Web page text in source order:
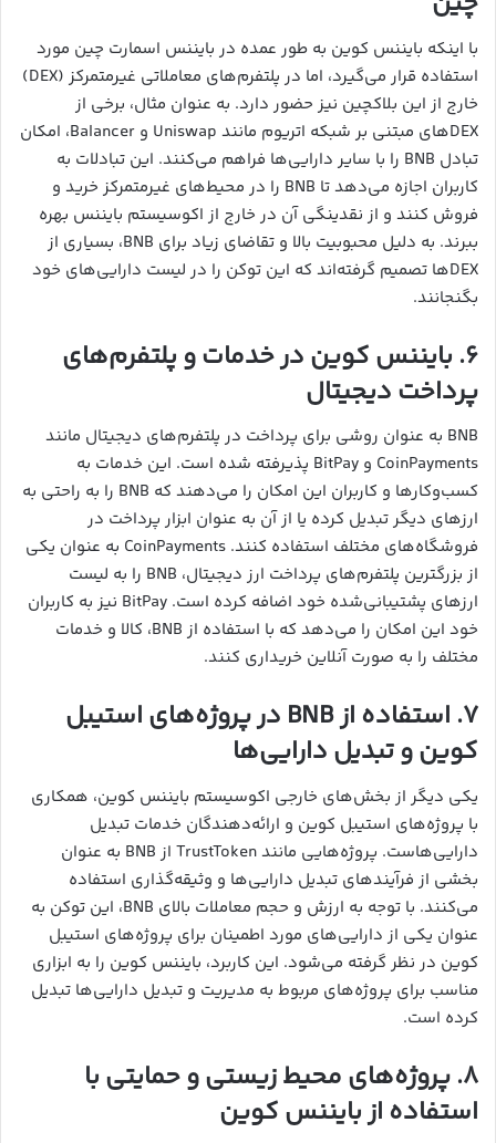
با اینکه بایننس کوین به طور عمده در بایننس اسمارت چین مورد
استفاده قرار می‌گیرد، اما در پلتفرم‌های معاملاتی غیرمتمرکز (DEX)
خارج از این بلاکچین نیز حضور دارد. به عنوان مثال، برخی از
DEXهای مبتنی بر شبکه اتریوم مانند Uniswap و Balancer، امکان
تبادل BNB را با سایر دارایی‌ها فراهم می‌کنند. این تبادلات به
کاربران اجازه می‌دهد تا BNB را در محیط‌های غیرمتمرکز خرید و
فروش کنند و از نقدینگی آن در خارج از اکوسیستم بایننس بهره
ببرند. به دلیل محبوبیت بالا و تقاضای زیاد برای BNB، بسیاری از
DEXها تصمیم گرفته‌اند که این توکن را در لیست دارایی‌های خود
بگنجانند.
۶. بایننس کوین در خدمات و پلتفرم‌های
پرداخت دیجیتال
BNB به عنوان روشی برای پرداخت در پلتفرم‌های دیجیتال مانند
CoinPayments و BitPay پذیرفته شده است. این خدمات به
کسب‌وکارها و کاربران این امکان را می‌دهند که BNB را به راحتی به
ارزهای دیگر تبدیل کرده یا از آن به عنوان ابزار پرداخت در
فروشگاه‌های مختلف استفاده کنند. CoinPayments به عنوان یکی
از بزرگترین پلتفرم‌های پرداخت ارز دیجیتال، BNB را به لیست
ارزهای پشتیبانی‌شده خود اضافه کرده است. BitPay نیز به کاربران
خود این امکان را می‌دهد که با استفاده از BNB، کالا و خدمات
مختلف را به صورت آنلاین خریداری کنند.
۷. استفاده از BNB در پروژه‌های استیبل
کوین و تبدیل دارایی‌ها
یکی دیگر از بخش‌های خارجی اکوسیستم بایننس کوین، همکاری
با پروژه‌های استیبل کوین و ارائه‌دهندگان خدمات تبدیل
دارایی‌هاست. پروژه‌هایی مانند TrustToken از BNB به عنوان
بخشی از فرآیندهای تبدیل دارایی‌ها و وثیقه‌گذاری استفاده
می‌کنند. با توجه به ارزش و حجم معاملات بالای BNB، این توکن به
عنوان یکی از دارایی‌های مورد اطمینان برای پروژه‌های استیبل
کوین در نظر گرفته می‌شود. این کاربرد، بایننس کوین را به ابزاری
مناسب برای پروژه‌های مربوط به مدیریت و تبدیل دارایی‌ها تبدیل
کرده است.
۸. پروژه‌های محیط زیستی و حمایتی با
استفاده از بایننس کوین